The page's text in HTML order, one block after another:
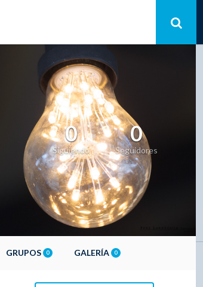
0
Siguiendo
0
Seguidores
GRUPOS 0 GALERÍA 0